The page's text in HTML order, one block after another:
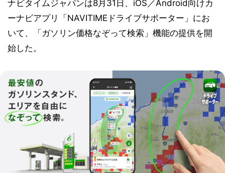
ナビタイムジャパンは8月31日、iOS／Android向けカ
ーナビアプリ「NAVITIMEドライブサポーター」にお
いて、「ガソリン価格なぞって検索」機能の提供を開
始した。